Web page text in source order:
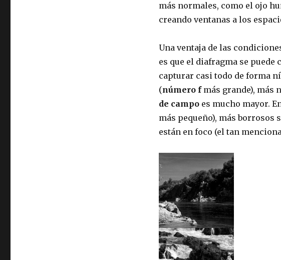
más normales, como el ojo
creando ventanas a los
Una ventaja de las
es que el diafragma se
capturar casi todo de forma
(número fmás grande), más
de campoes mucho mayor.
más pequeño), más borrosos
están en foco (el tan